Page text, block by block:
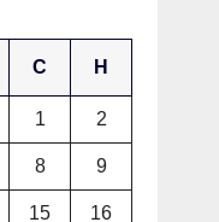
С Н
1 2
8 9
15 16